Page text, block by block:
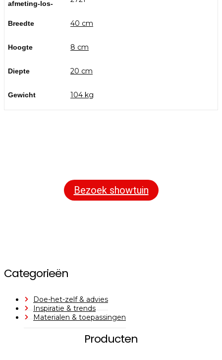
afmeting-los-
Breedte 40 cm
Hoogte 8 cm
Diepte 20 cm
Gewicht 104 kg
Bezoek showtuin
Categorieën
Doe-het-zelf & advies
Inspiratie & trends
Materialen & toepassingen
Producten